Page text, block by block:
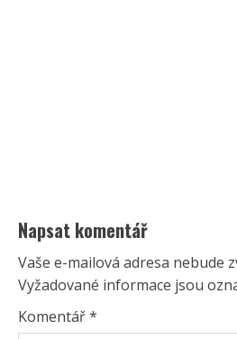
Napsat komentář
Vaše e-mailová adresa nebude
Vyžadované informace jsou
Komentář*